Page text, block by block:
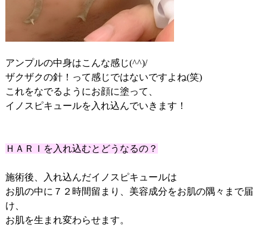
アンプルの中身はこんな感じ(^^)/
ザクザクの針！って感じではないですよね(笑)
これをなでるようにお顔に塗って、
イノスピキュールを入れ込んでいきます！
ＨＡＲＩを入れ込むとどうなるの？
施術後、入れ込んだイノスピキュールは
お肌の中に７２時間留まり、美容成分をお肌の隅々まで届
け、
お肌を生まれ変わらせます。